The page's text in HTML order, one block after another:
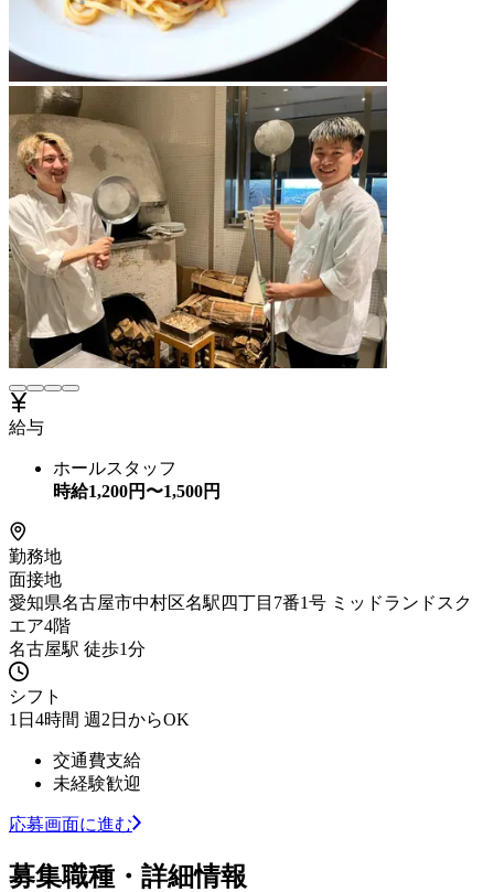
給与
ホールスタッフ
時給1,200円〜1,500円
勤務地
面接地
愛知県名古屋市中村区名駅四丁目7番1号 ミッドランドスク
エア4階
名古屋駅 徒歩1分
シフト
1日4時間 週2日からOK
交通費支給
未経験歓迎
応募画面に進む
募集職種・詳細情報